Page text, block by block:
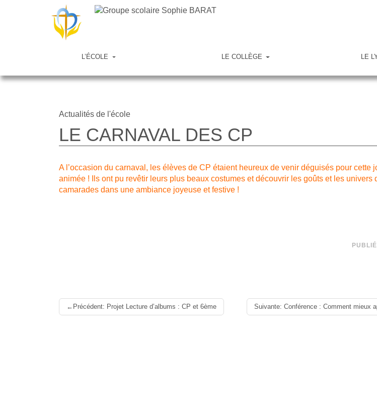
L’ÉCOLE LE COLLÈGE LE
Actualités de l'école
LE CARNAVAL DES CP
A l’occasion du carnaval, les élèves de CP étaient heureux de venir déguisés pour cette
animée ! Ils ont pu revêtir leurs plus beaux costumes et découvrir les goûts et les univers
camarades dans une ambiance joyeuse et festive !
LirePrécédent: Projet Lecture d’albums : CP et 6ème Suivante: Conférence : Comment mieux